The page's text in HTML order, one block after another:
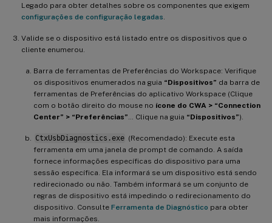
Legado para obter detalhes sobre os componentes que exigem
configurações de configuração legadas
Valide se o dispositivo está listado entre os dispositivos que o
cliente enumerou.
Barra de ferramentas de Preferências do Workspace: Verifique
os dispositivos enumerados na guia “Dispositivos” da barra de
ferramentas de Preferências do aplicativo Workspace (Clique
com o botão direito do mouse no ícone do CWA > “Connection
Center” > “Preferências” … Clique na guia “Dispositivos”).
CtxUsbDiagnostics.exe (Recomendado): Execute esta
ferramenta em uma janela de prompt de comando. A saída
fornece informações específicas do dispositivo para uma
sessão específica. Ela informará se um dispositivo está sendo
redirecionado ou não. Também informará se um conjunto de
regras de dispositivo está impedindo o redirecionamento do
dispositivo. Consulte Ferramenta de Diagnóstico para obter
mais informações.